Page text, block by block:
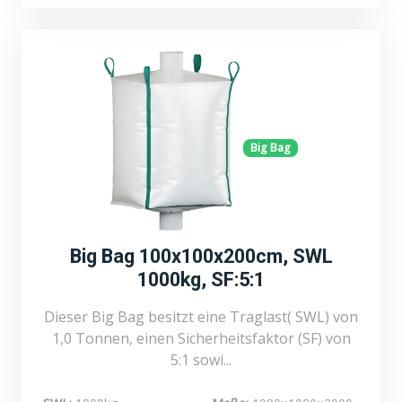
Big Bag
Big Bag 100x100x200cm, SWL
1000kg, SF:5:1
Dieser Big Bag besitzt eine Traglast( SWL) von
1,0 Tonnen, einen Sicherheitsfaktor (SF) von
5:1 sowi...